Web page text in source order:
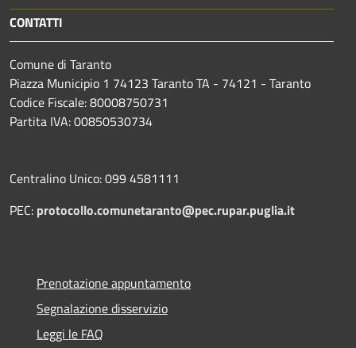
CONTATTI
Comune di Taranto
Piazza Municipio 1 74123 Taranto TA - 74121 - Taranto
Codice Fiscale: 80008750731
Partita IVA: 00850530734
Centralino Unico: 099 4581111
PEC: protocollo.comunetaranto@pec.rupar.puglia.it
Prenotazione appuntamento
Segnalazione disservizio
Leggi le FAQ